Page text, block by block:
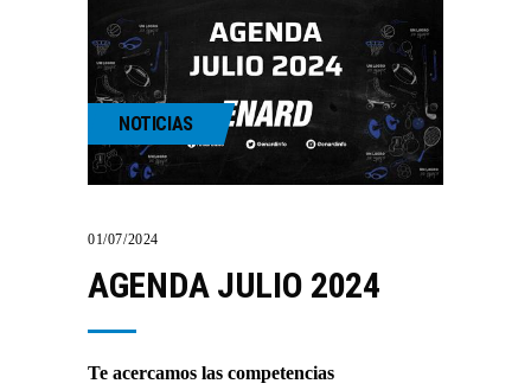
NOTICIAS
01/07/2024
AGENDA JULIO 2024
Te acercamos las competencias